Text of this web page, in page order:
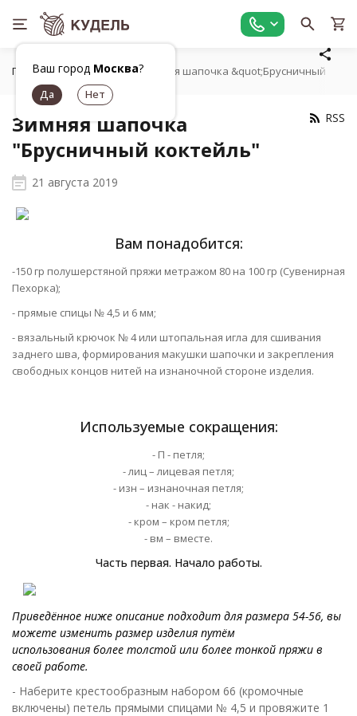
Ваш город Москва?
Главная Статьи Зимняя шапочка &quot;Брусничный
Зимняя шапочка
"Брусничный коктейль"
RSS
21 августа 2019
Вам понадобится:
-150 гр полушерстяной пряжи метражом 80 на 100 гр (Сувенирная
Пехорка);
- прямые спицы № 4,5 и 6 мм;
- вязальный крючок № 4 или штопальная игла для сшивания
заднего шва, формирования макушки шапочки и закрепления
свободных концов нитей на изнаночной стороне изделия.
Используемые сокращения:
- П - петля;
- лиц – лицевая петля;
- изн – изнаночная петля;
- нак - накид;
- кром – кром петля;
- вм – вместе.
Часть первая. Начало работы.
Приведённое ниже описание подходит для размера 54-56, вы
можете изменить размер изделия путём
использования более толстой или более тонкой пряжи в
своей работе.
- Наберите крестообразным набором 66 (кромочные
включены) петель прямыми спицами № 4,5 и провяжите 1